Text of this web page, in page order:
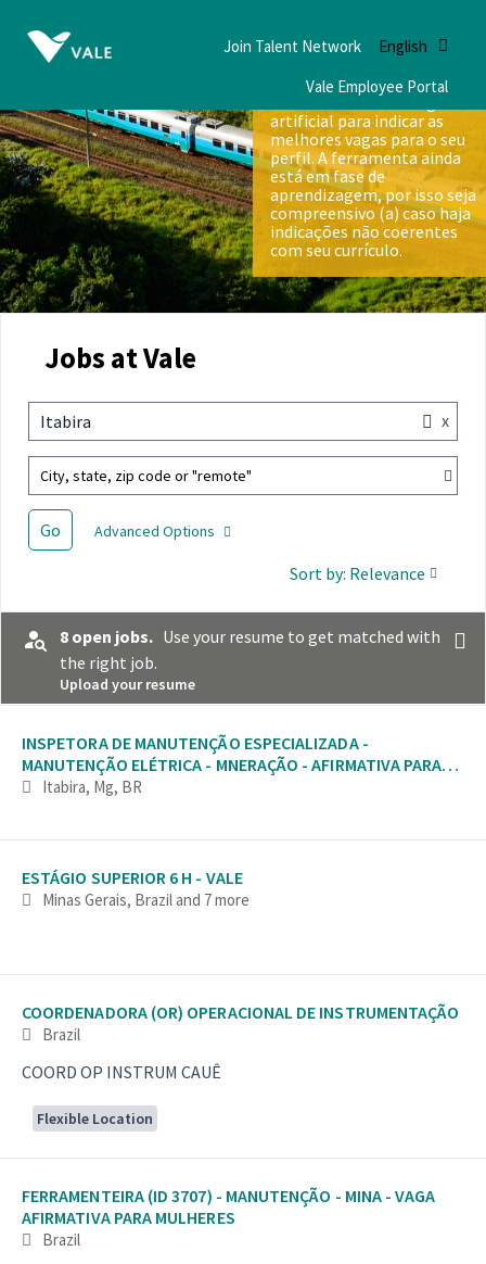
English
Join Talent Network
Vale Employee Portal
Nós utilizamos inteligência
artificial para indicar as
melhores vagas para o seu
perfil. A ferramenta ainda
está em fase de
aprendizagem, por isso seja
compreensivo (a) caso haja
indicações não coerentes
com seu currículo.
Jobs at Vale
Itabira x
City, state, zip code or "remote"
Go Advanced Options
Sort by: Relevance
8 open jobs. Use your resume to get matched with
the right job.
Upload your resume
INSPETORA DE MANUTENÇÃO ESPECIALIZADA -
MANUTENÇÃO ELÉTRICA - MNERAÇÃO - AFIRMATIVA PARA
MULHERES
Itabira, Mg, BR
ESTÁGIO SUPERIOR 6 H - VALE
Minas Gerais, Braziland 7 more
COORDENADORA (OR) OPERACIONAL DE INSTRUMENTAÇÃO
Brazil
COORD OP INSTRUM CAUÊ
Flexible Location
FERRAMENTEIRA (ID 3707) - MANUTENÇÃO - MINA - VAGA
AFIRMATIVA PARA MULHERES
Brazil